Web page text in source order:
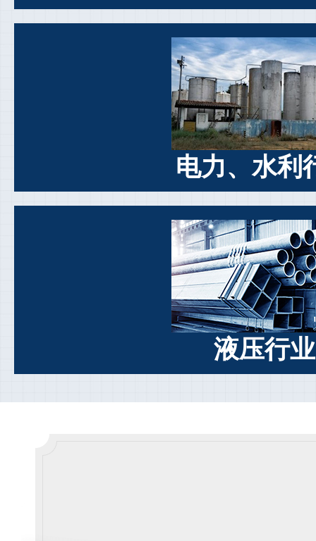
电力、水利
液压行业